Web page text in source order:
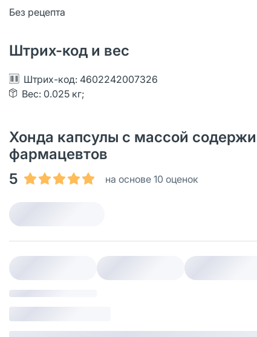
Без рецепта
Штрих-код и вес
Штрих-код: 4602242007326
Вес: 0.025 кг;
Хонда капсулы с массой
фармацевтов
5
на основе 10 оценок